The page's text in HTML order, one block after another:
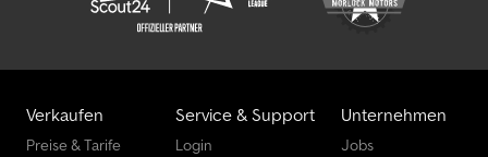
Verkaufen
Preise & Tarife
Service & Support
Login
Unternehmen
Jobs